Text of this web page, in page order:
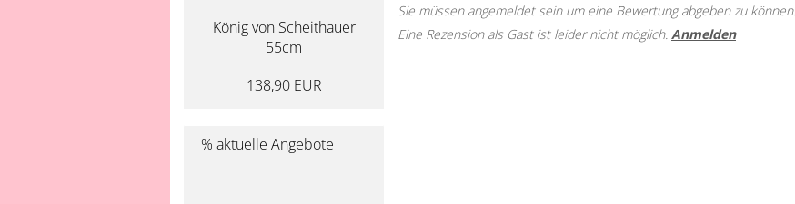
Sie müssen angemeldet sein um eine Bewertung abgeben zu können.
Eine Rezension als Gast ist leider nicht möglich. Anmelden
König von Scheithauer
55cm
138,90 EUR
% aktuelle Angebote